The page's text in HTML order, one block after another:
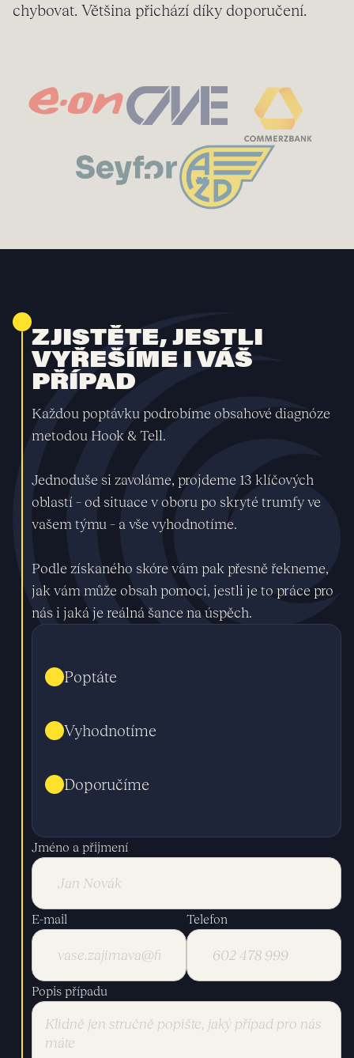
chybovat. Většina přichází díky doporučení.
ZJISTĚTE, JESTLI
VYŘEŠÍME I VÁŠ
PŘÍPAD
Každou poptávku podrobíme obsahové diagnóze
metodou Hook & Tell.
Jednoduše si zavoláme, projdeme 13 klíčových
oblastí – od situace v oboru po skryté trumfy ve
vašem týmu – a vše vyhodnotíme.
Podle získaného skóre vám pak přesně řekneme,
jak vám může obsah pomoci, jestli je to práce pro
nás i jaká je reálná šance na úspěch.
Poptáte
Vyhodnotíme
Doporučíme
Jméno a přijmení
E-mail Telefon
Popis případu